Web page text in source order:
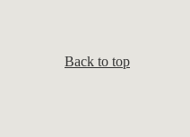
Back to top